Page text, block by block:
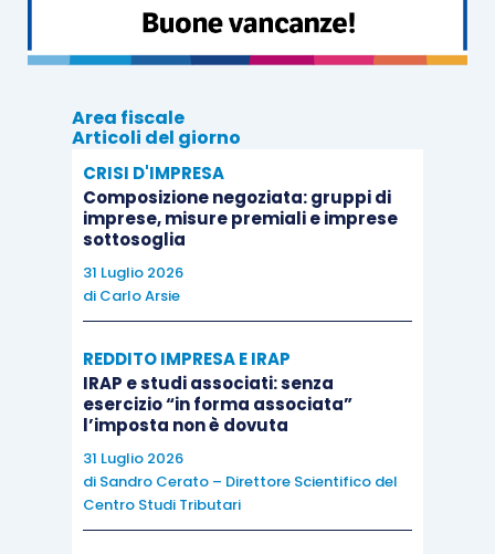
Il termine entro il quale deve essere presentata
è statoulteriormente posticipato al 31 dicembre
2018per iGruppi Bancari Cooperativi
articolo 20, D.L. 119/2018); entro tale data, e non
entro il 1° luglio 2018, dovevano altresì
organizzativo. Il vincolo finanziario si considera
sussistere se al 31 dicembre 2018 è stato
sottoscritto ilcontratto di coesione
comma 3 dell’articolo 37-bisdel testo unico di
cui al D.Lgs. 385/1993. Inoltre, in sede di
conversione del D.L. 119/2018, è stato stabilito
che la dichiarazione per la costituzione del
Gruppo Iva ha effetto dal
Area fiscale
Articoli del giorno
CRISI D'IMPRESA
Composizione negoziata: gruppi di
imprese, misure premiali e imprese
sottosoglia
31 Luglio 2026
di Carlo Arsie
REDDITO IMPRESA E IRAP
IRAP e studi associati: senza
esercizio “in forma associata”
l’imposta non è dovuta
31 Luglio 2026
di Sandro Cerato – Direttore Scientifico del
Centro Studi Tributari